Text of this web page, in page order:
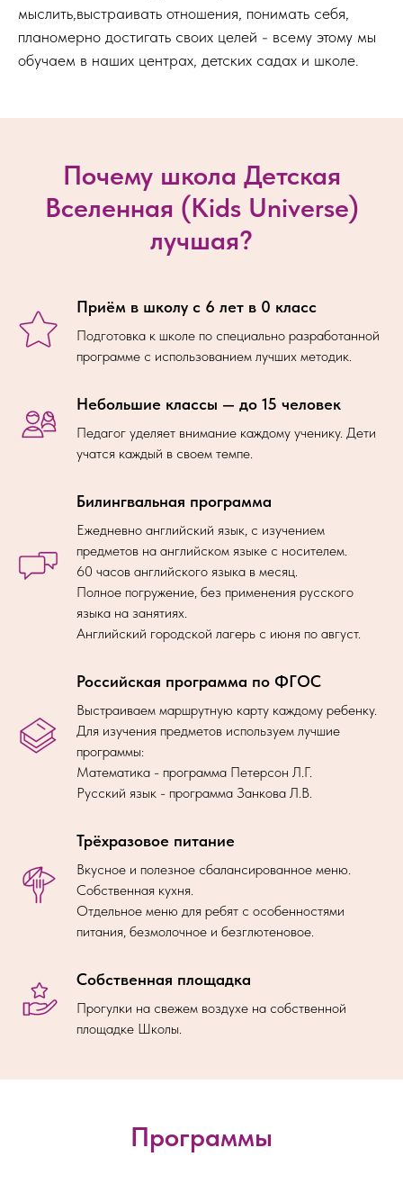
мыслить,выстраивать отношения, понимать себя,
планомерно достигать своих целей - всему этому мы
обучаем в наших центрах, детских садах и школе.
Почему школа Детская
Вселенная (Kids Universe)
лучшая?
Приём в школу с 6 лет в 0 класс
Подготовка к школе по специально разработанной
программе с использованием лучших методик.
Небольшие классы — до 15 человек
Педагог уделяет внимание каждому ученику. Дети
учатся каждый в своем темпе.
Билингвальная программа
Ежедневно английский язык, с изучением
предметов на английском языке с носителем.
60 часов английского языка в месяц.
Полное погружение, без применения русского
языка на занятиях.
Английский городской лагерь с июня по август.
Российская программа по ФГОС
Выстраиваем маршрутную карту каждому ребенку.
Для изучения предметов используем лучшие
программы:
Математика - программа Петерсон Л.Г.
Русский язык - программа Занкова Л.В.
Трёхразовое питание
Вкусное и полезное сбалансированное меню.
Собственная кухня.
Отдельное меню для ребят с особенностями
питания, безмолочное и безглютеновое.
Собственная площадка
Прогулки на свежем воздухе на собственной
площадке Школы.
Программы